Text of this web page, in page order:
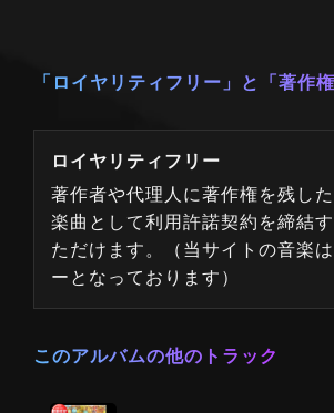
「ロイヤリティフリー」と「著作
ロイヤリティフリー
著作者や代理人に著作権を残し
楽曲として利用許諾契約を締結
ただけます。（当サイトの音楽
ーとなっております）
このアルバムの他のトラック